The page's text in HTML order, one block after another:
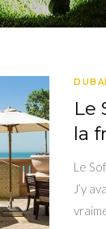
DUBAÏ
Le
la
Le
J’y